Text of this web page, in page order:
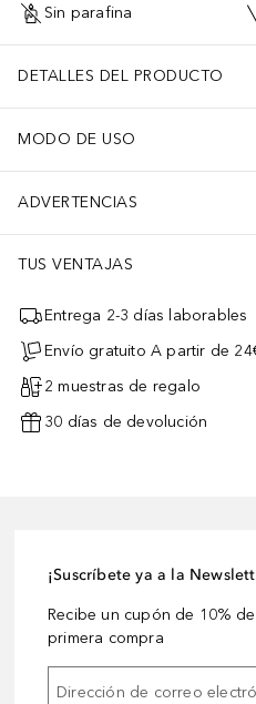
Sin parafina
DETALLES DEL PRODUCTO
MODO DE USO
ADVERTENCIAS
TUS VENTAJAS
Entrega 2-3 días laborables
Envío gratuito A partir de
2 muestras de regalo
30 días de devolución
¡Suscríbete ya a la
Recibe un cupón de 10%
primera compra
Dirección de correo